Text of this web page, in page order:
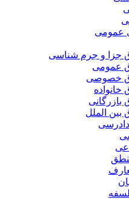
عمومی
جزا و جرم شناسی
عمومی
خصوصی
الملل